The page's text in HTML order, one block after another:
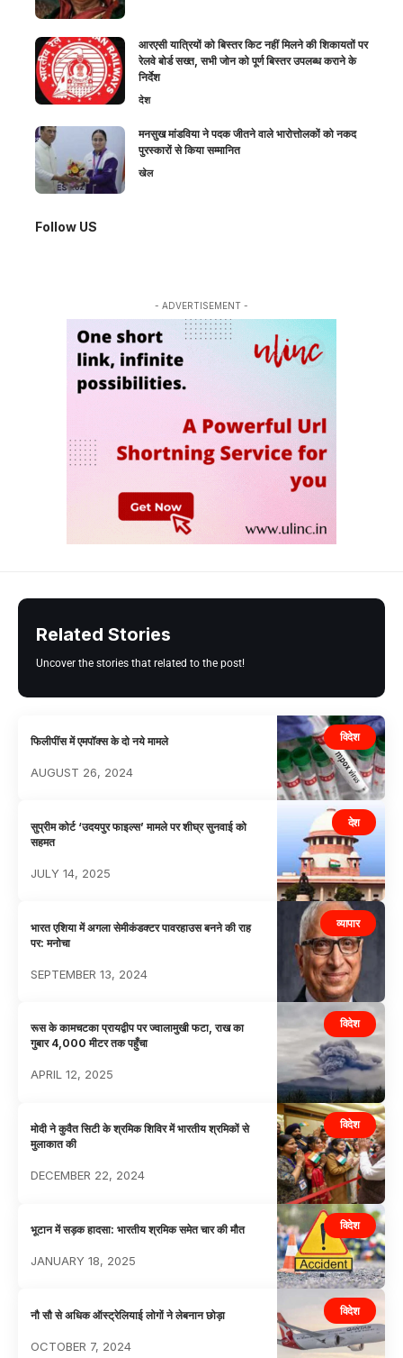
आरएसी यात्रियों को बिस्तर किट नहीं मिलने की शिकायतों पर
रेलवे बोर्ड सख्त, सभी जोन को पूर्ण बिस्तर उपलब्ध कराने के
निर्देश
देश
मनसुख मांडविया ने पदक जीतने वाले भारोत्तोलकों को नकद
पुरस्कारों से किया सम्मानित
खेल
Follow US
- ADVERTISEMENT -
Related Stories
Uncover the stories that related to the post!
विदेश
फिलीपींस में एमपॉक्स के दो नये मामले
AUGUST 26, 2024
देश
सुप्रीम कोर्ट ‘उदयपुर फाइल्स’ मामले पर शीघ्र सुनवाई को
सहमत
JULY 14, 2025
व्यापार
भारत एशिया में अगला सेमीकंडक्टर पावरहाउस बनने की राह
पर: मनोचा
SEPTEMBER 13, 2024
विदेश
रूस के कामचटका प्रायद्वीप पर ज्वालामुखी फटा, राख का
गुबार 4,000 मीटर तक पहुँचा
APRIL 12, 2025
विदेश
मोदी ने कुवैत सिटी के श्रमिक शिविर में भारतीय श्रमिकों से
मुलाकात की
DECEMBER 22, 2024
विदेश
भूटान में सड़क हादसा: भारतीय श्रमिक समेत चार की मौत
JANUARY 18, 2025
विदेश
नौ सौ से अधिक ऑस्ट्रेलियाई लोगों ने लेबनान छोड़ा
OCTOBER 7, 2024